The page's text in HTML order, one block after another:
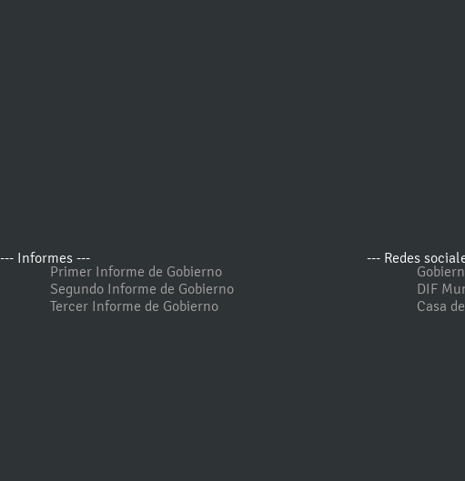
--- Informes ---
Primer Informe de Gobierno
Segundo Informe de Gobierno
Tercer Informe de Gobierno
--- Redes
DIF
Casa